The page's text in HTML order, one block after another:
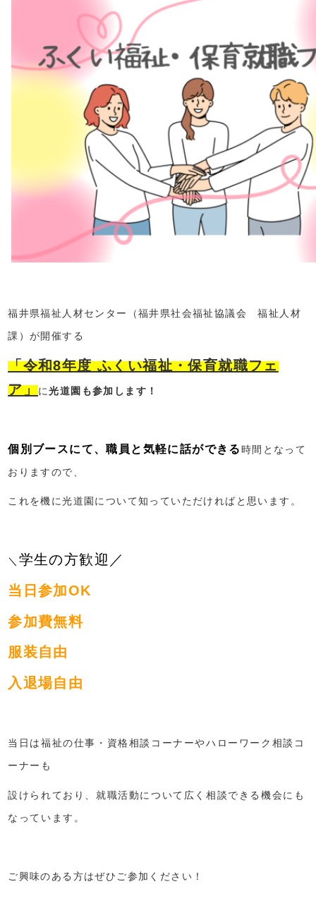
福井県福祉人材センター（福井県社会福祉協議会 福祉人材
課） が開催する
「令和8年度 ふくい福祉・保育就職フェ
ア」に光道園も参加します！
個別ブースにて、職員と気軽に話ができる時間となって
おりますので、
これを機に光道園について知っていただければと思います。
＼ 学生の方歓迎／
当日参加OK
参加費無料
服装自由
入退場自由
当日は福祉の仕事・資格相談コーナーやハローワーク相談コ
ーナーも
設けられており、就職活動について広く相談できる機会にも
なっています。
ご興味のある方はぜひご参加ください！